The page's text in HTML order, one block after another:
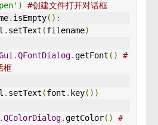
)
#创建文件打开对话框
. isEmpty():
. setText (filename)
.QFontDialog.getFont ()
#
框
. setText (font . key())
.QColorDialog.getColor()
#